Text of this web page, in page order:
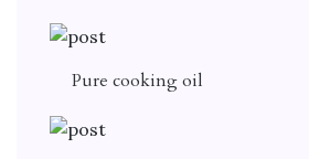
Pure cooking oil